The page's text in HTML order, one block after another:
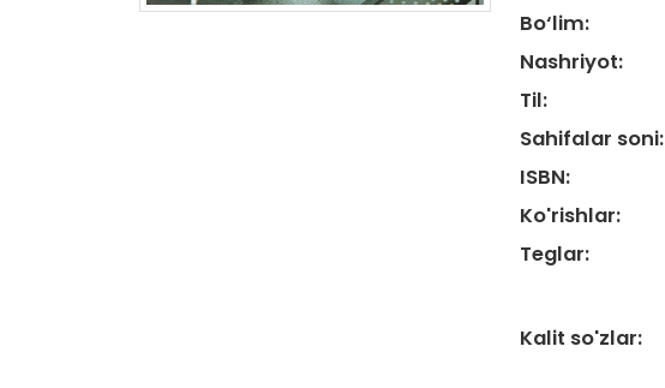
Bo‘lim:
Nashriyot:
Til:
Sahifalar soni:
ISBN:
Ko'rishlar:
Teglar:
Kalit so'zlar: